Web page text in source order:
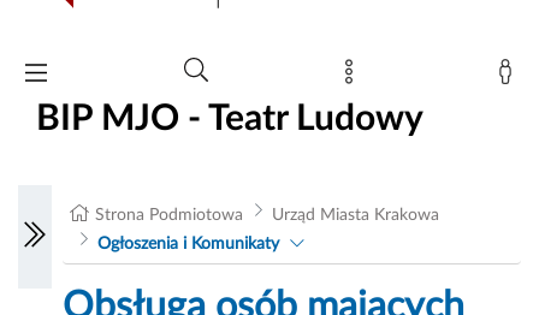
BIP MJO - Teatr Ludowy
Strona Podmiotowa
Urząd Miasta Krakowa
Ogłoszenia i Komunikaty
Obsługa osób mających